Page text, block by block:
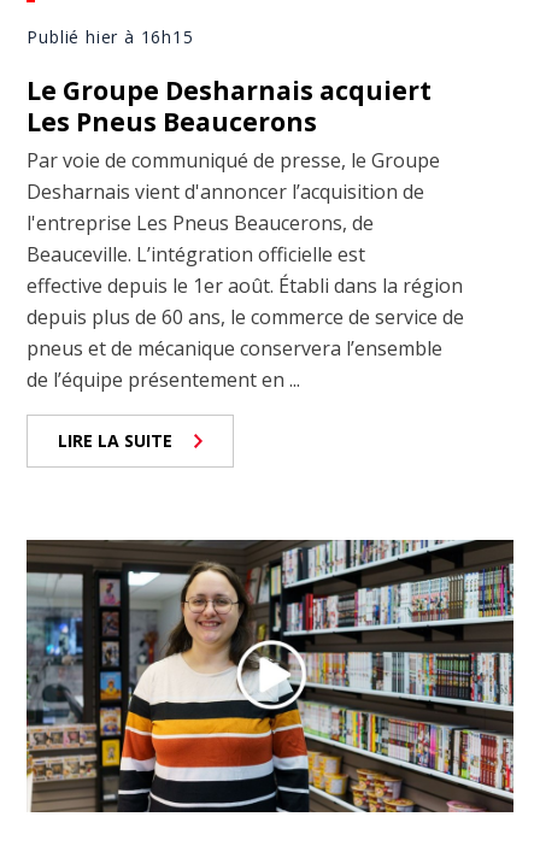
Publié hier à 16h15
Le Groupe Desharnais acquiert
Les Pneus Beaucerons
Par voie de communiqué de presse, le Groupe
Desharnais vient d'annoncer l’acquisition de
l'entreprise Les Pneus Beaucerons, de
Beauceville. L’intégration officielle est
effective depuis le 1er août. Établi dans la région
depuis plus de 60 ans, le commerce de service de
pneus et de mécanique conservera l’ensemble
de l’équipe présentement en ...
LIRE LA SUITE